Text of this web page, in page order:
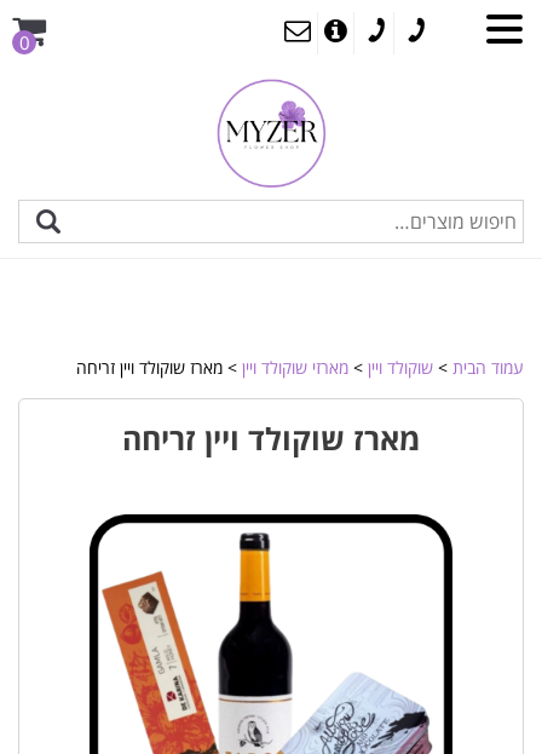
0
עמוד הבית > שוקולד ויין > מארזי שוקולד ויין > מארז שוקולד ויין זריחה
מארז שוקולד ויין זריחה